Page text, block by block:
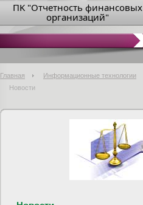
ПK "Отчетность финансовых
организаций"
Главная Информационные технологии
Новости